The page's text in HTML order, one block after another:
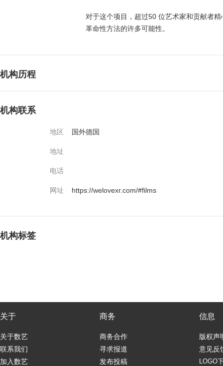
对于这个项目，超过50 位艺术家和贡献者
革命性方法的许多可能性。
机构历程
机构联系
地区 国外德国
地址
电话
网址 https://welovexr.com/#films
机构标签
关于
关于数艺
联系我们
加入数艺
商务
商务合作
寻求报道
发布投稿
信息
版权声
意见反
LOGO